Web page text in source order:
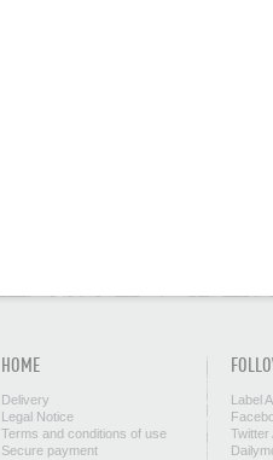
HOME
Delivery
Legal Notice
Terms and conditions of use
Secure payment
Label
Twitter